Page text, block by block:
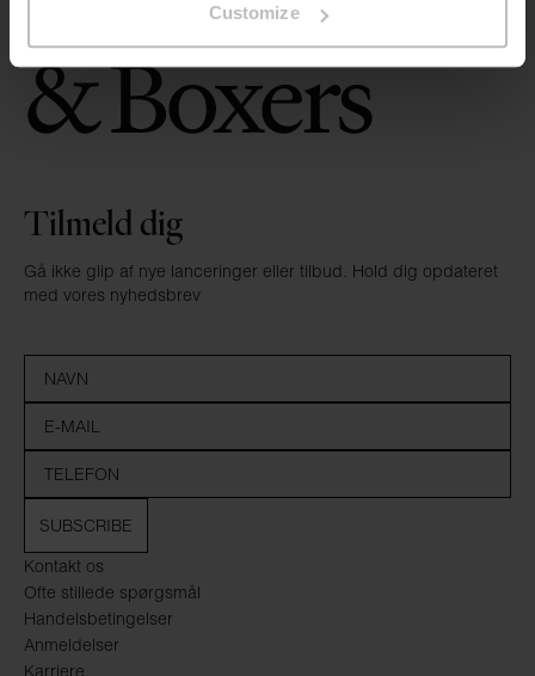
Customize
Kontakt os
Ofte stillede spørgsmål
Handelsbetingelser
Anmeldelser
Karriere
Tilmeld dig
Gå ikke glip af nye lanceringer eller tilbud. Hold dig opdateret
med vores nyhedsbrev
SUBSCRIBE